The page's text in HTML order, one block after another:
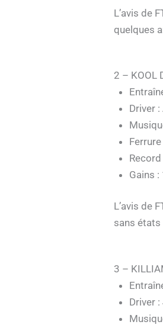
L’avis de
quelques
2 – KOOL
Driver
Record
Gains
L’avis de
sans états
3 –
Driver